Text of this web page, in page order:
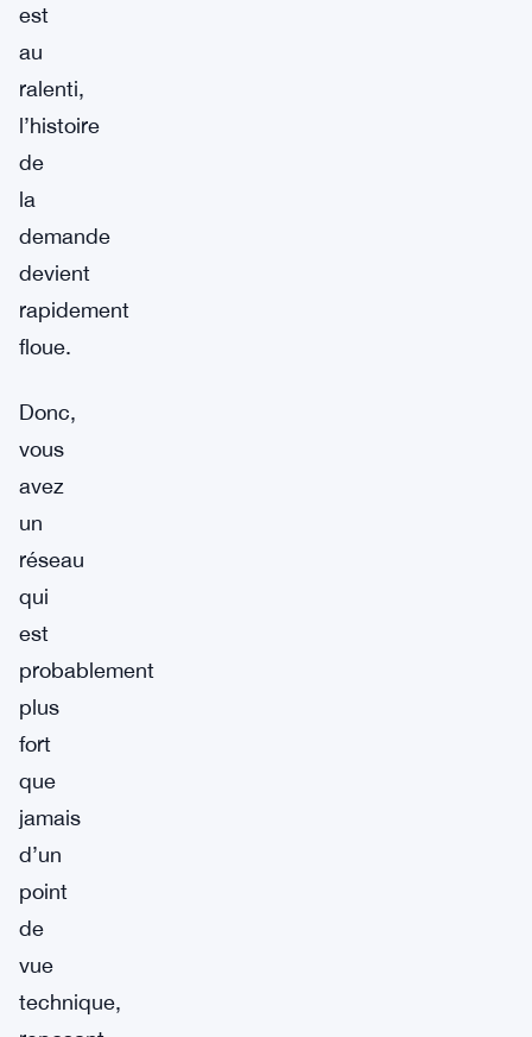
est
au
ralenti,
l’histoire
de
la
demande
devient
rapidement
floue.
Donc,
vous
avez
un
réseau
qui
est
probablement
plus
fort
que
jamais
d’un
point
de
vue
technique,